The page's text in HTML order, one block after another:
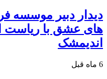
دیدار دبیر موسسه
های عشق با ریاست
اندیمشک
6 ماه قبل